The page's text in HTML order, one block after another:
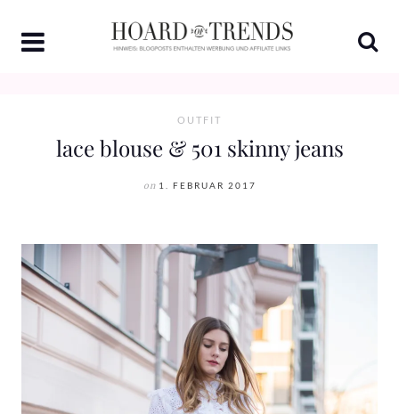
content
OUTFIT
lace blouse & 501 skinny jeans
on 1. FEBRUAR 2017